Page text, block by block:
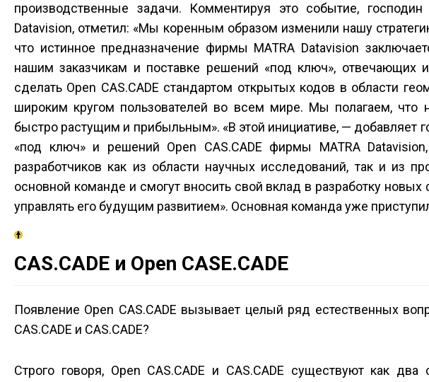
производственные задачи. Комментируя это событие,
Datavision, отметил: «Мы коренным образом изменили нашу
что истинное предназначение фирмы MATRA Datavision
нашим заказчикам и поставке решений «под ключ»,
сделать Open CAS.CADE стандартом открытых кодов в области
широким кругом пользователей во всем мире. Мы полагаем, что
быстро растущим и прибыльным». «В этой инициативе, — добавляет
«под ключ» и решений Open CAS.CADE фирмы MATRA
разработчиков как из области научных исследований, так и из
основной команде и смогут вносить свой вклад в разработку новых
управлять его будущим развитием». Основная команда уже
CAS.CADE и Open CASE.CADE
Появление Open CAS.CADE вызывает целый ряд естественных
CAS.CADE и CAS.CADE?
Строго говоря, Open CAS.CADE и CAS.CADE существуют как два